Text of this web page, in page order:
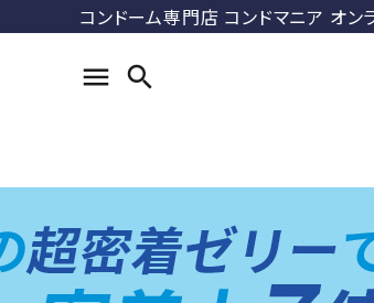
コンドーム専門店 コンドマニア オン
menu search
search